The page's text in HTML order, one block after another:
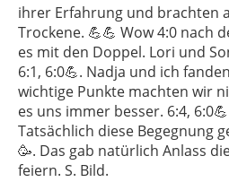
ihrer Erfahrung und brachten
Trockene. 💪💪 Wow 4:0 nach
es mit den Doppel. Lori und
6:1, 6:0💪. Nadja und ich
wichtige Punkte machten wir
es uns immer besser. 6:4,
Tatsächlich diese Begegnung
🥳. Das gab natürlich Anlass
feiern. S. Bild.